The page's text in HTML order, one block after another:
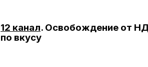
12 канал. Освобождение от
по вкусу